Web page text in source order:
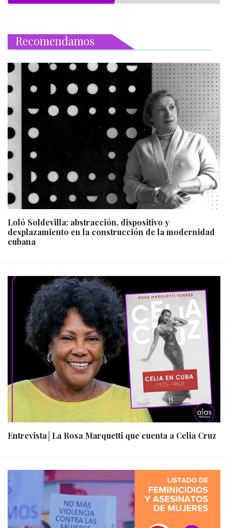
Recomendamos
Loló Soldevilla: abstracción, dispositivo y
desplazamiento en la construcción de la modernidad
cubana
Entrevista│La Rosa Marquetti que cuenta a Celia Cruz